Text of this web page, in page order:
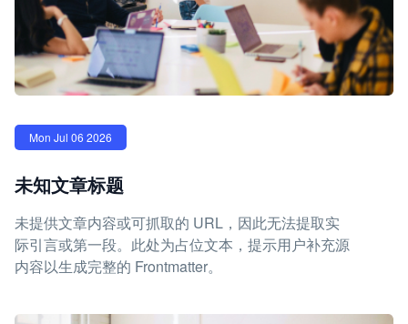
Mon Jul 06 2026
未知文章标题
未提供文章内容或可抓取的 URL，因此无法提取实
际引言或第一段。此处为占位文本，提示用户补充源
内容以生成完整的 Frontmatter。